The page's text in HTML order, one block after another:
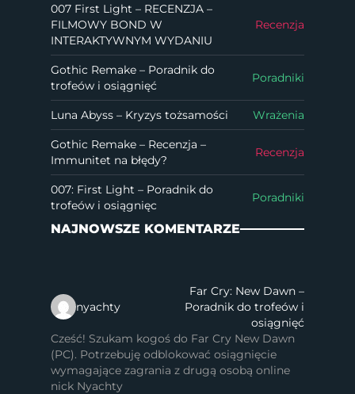
007 First Light – RECENZJA –
FILMOWY BOND W
INTERAKTYWNYM WYDANIU
Recenzja
Gothic Remake – Poradnik do
trofeów i osiągnięć
Poradniki
Luna Abyss – Kryzys tożsamości Wrażenia
Gothic Remake – Recenzja –
Immunitet na błędy?
Recenzja
007: First Light – Poradnik do
trofeów i osiągnięc
Poradniki
NAJNOWSZE KOMENTARZE
nyachty
Far Cry: New Dawn –
Poradnik do trofeów i
osiągnięć
Cześć! Szukam kogoś do Far Cry New Dawn
(PC). Potrzebuję odblokować osiągnięcie
wymagające zagrania z drugą osobą online
nick Nyachty